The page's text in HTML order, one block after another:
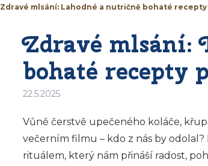
Zdravé mlsání: Lahodné a nutričně bohaté
Zdravé mlsání:
bohaté recepty
22.5.2025
Vůně čerstvě upečeného koláče,
večerním filmu – kdo z nás by
rituálem, který nám přináší radost,